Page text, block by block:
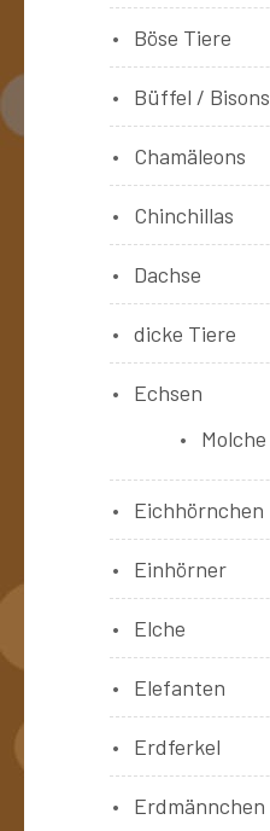
Böse Tiere
Büffel / Bisons
Chamäleons
Chinchillas
Dachse
dicke Tiere
Echsen
Molche
Eichhörnchen
Einhörner
Elche
Elefanten
Erdferkel
Erdmännchen